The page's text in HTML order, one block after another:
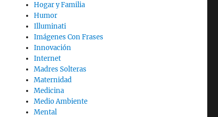
Hogar y Familia
Humor
Illuminati
Imágenes Con Frases
Innovación
Internet
Madres Solteras
Maternidad
Medicina
Medio Ambiente
Mental